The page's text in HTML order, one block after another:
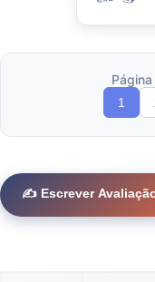
1
✍️ Escrever